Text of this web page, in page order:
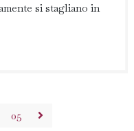
si stagliano in
05